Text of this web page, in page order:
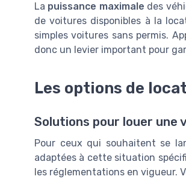
La puissance maximale des
de voitures disponibles à la
simples voitures sans permis.
donc un levier important pour
Les options de
Solutions pour louer une
Pour ceux qui souhaitent se
adaptées à cette situation
les réglementations en vigueur.